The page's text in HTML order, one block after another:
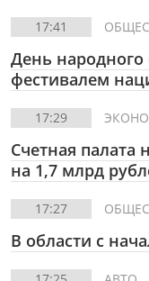
17:41
День народного
фестивалем
17:29
Счетная
на 1,7 млрд
17:27
В области с